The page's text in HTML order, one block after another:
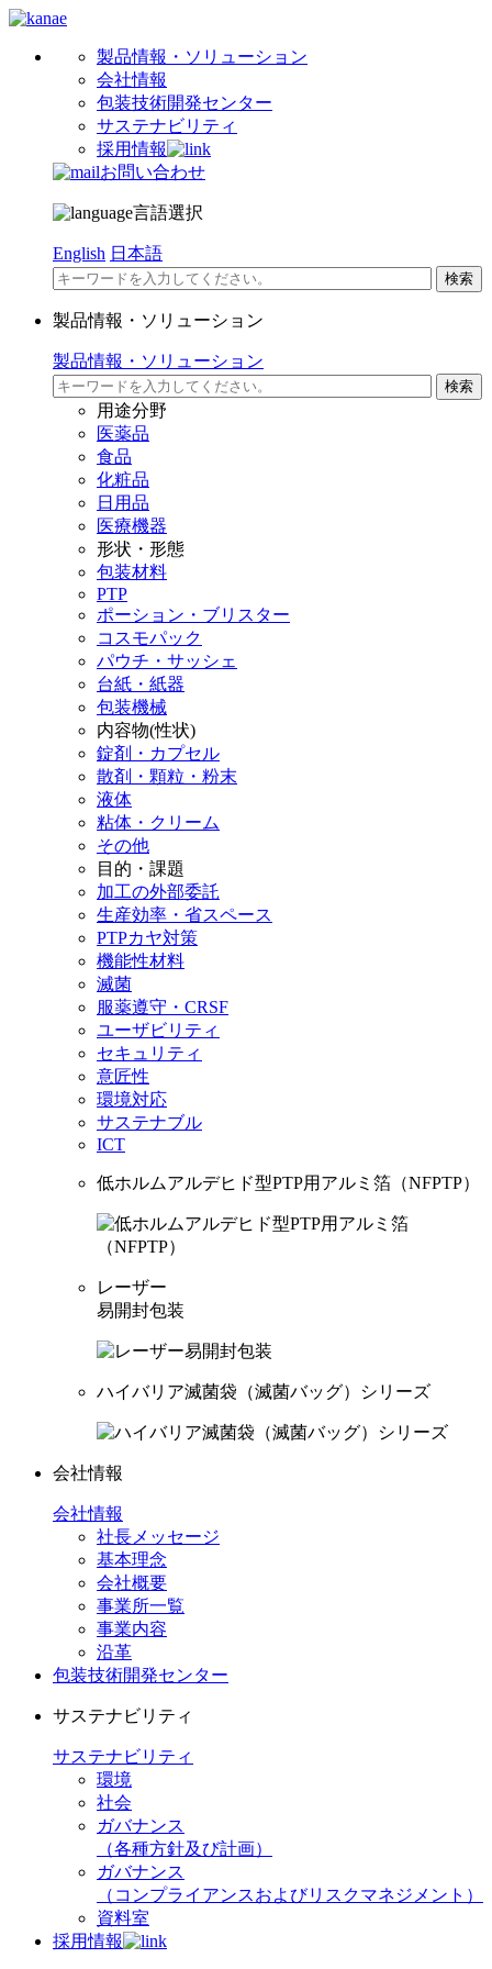
製品情報・ソリューション
会社情報
包装技術開発センター
サステナビリティ
採用情報
お問い合わせ
言語選択
English 日本語
製品情報・ソリューション
製品情報・ソリューション
用途分野
医薬品
食品
化粧品
日用品
医療機器
形状・形態
包装材料
PTP
ポーション・ブリスター
コスモパック
パウチ・サッシェ
台紙・紙器
包装機械
内容物(性状)
錠剤・カプセル
散剤・顆粒・粉末
液体
粘体・クリーム
その他
目的・課題
加工の外部委託
生産効率・省スペース
PTPカヤ対策
機能性材料
滅菌
服薬遵守・CRSF
ユーザビリティ
セキュリティ
意匠性
環境対応
サステナブル
ICT
低ホルムアルデヒド型PTP用アルミ箔（NFPTP）
レーザー
易開封包装
ハイバリア滅菌袋（滅菌バッグ）シリーズ
会社情報
会社情報
社長メッセージ
基本理念
会社概要
事業所一覧
事業内容
沿革
包装技術開発センター
サステナビリティ
サステナビリティ
環境
社会
ガバナンス
（各種方針及び計画）
ガバナンス
（コンプライアンスおよびリスクマネジメント）
資料室
採用情報